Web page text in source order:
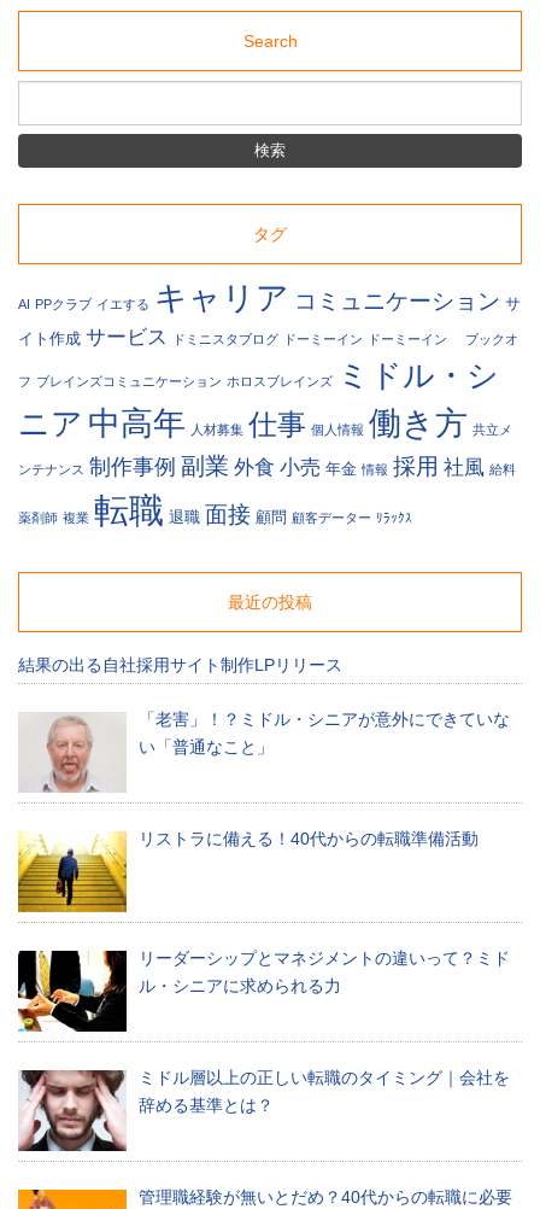
た
サ
ト
す
ッ
ク
ス
や、
関
の
ュ
ス、
介
サ
ー
新
求
人
情
な
ど、
ミ
デ
社
員
が
日々
く
Search
タグ
AI PPクラブ イエする キャリア コミュニケーション サ
イト作成 サービス ドミニスタブログ ドーミーイン ドーミーイン ブックオ
フ ブレインズコミュニケーション ホロスブレインズ
ミドル・シ
ニア 中高年 人材募集 仕事 個人情報 働き方 共立メ
ンテナンス 制作事例 副業 外食 小売 年金 情報 採用 社風 給料
薬剤師 複業 転職 退職 面接 顧問 顧客データー ﾘﾗｯｸｽ
最近の投稿
結果の出る自社採用サイト制作LPリリース
「老害」！？ミドル・シニアが意外にできていな
い「普通なこと」
リストラに備える！40代からの転職準備活動
リーダーシップとマネジメントの違いって？ミド
ル・シニアに求められる力
ミドル層以上の正しい転職のタイミング｜会社を
辞める基準とは？
管理職経験が無いとだめ？40代からの転職に必要